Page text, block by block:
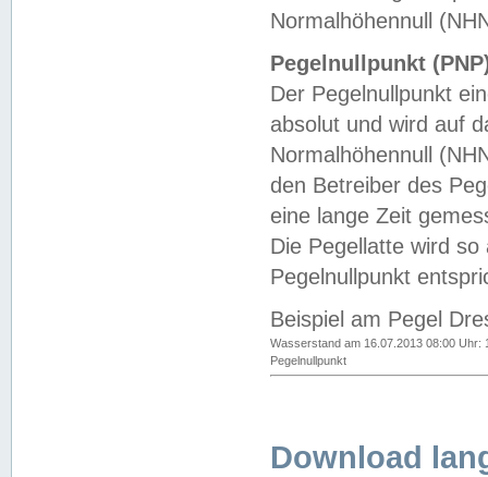
Normalhöhennull
Pegelnullpunkt
Der Pegelnullpunkt
absolut und wird auf
Normalhöhennull
den Betreiber des
eine lange Zeit
Die Pegellatte wird
Pegelnullpunkt
Beispiel am Pegel
Wasserstand am 16.07.2013 08:00 Uhr:
Pegelnullpunkt
Download